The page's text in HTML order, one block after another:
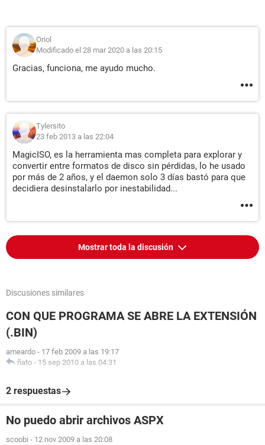
Oriol
Modificado el 28 mar 2020 a las 20:15
Gracias, funciona, me ayudo mucho.
Tylersito
23 feb 2013 a las 22:04
MagicISO, es la herramienta mas completa para explorar y
convertir entre formatos de disco sin pérdidas, lo he usado
por más de 2 años, y el daemon solo 3 días bastó para que
decidiera desinstalarlo por inestabilidad...
Mostrar toda la discusión
Discusiones similares
CON QUE PROGRAMA SE ABRE LA EXTENSIÓN
(.BIN)
ameardo - 17 feb 2009 a las 19:17
ñato - 15 sep 2010 a las 04:31
2 respuestas
No puedo abrir archivos ASPX
scoobi - 12 nov 2009 a las 20:08